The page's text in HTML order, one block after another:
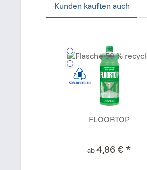
Kunden kauften auch
FLOORTOP
ab4,86 € *